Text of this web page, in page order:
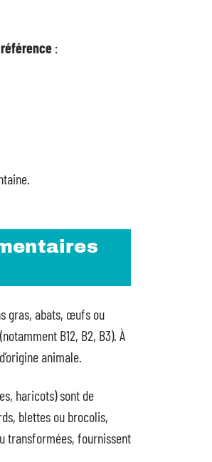
:
gras, abats, œufs ou
(notamment B12, B2, B3). À
animale.
haricots) sont de
blettes ou brocolis,
transformées, fournissent